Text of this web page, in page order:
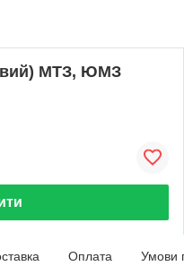
МТЗ, ЮМЗ
Оплата Умови